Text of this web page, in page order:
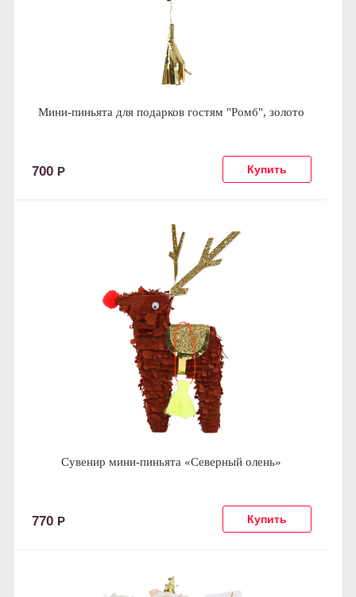
Мини-пиньята для подарков гостям "Ромб", золото
700 Р
Сувенир мини-пиньята «Северный олень»
770 Р